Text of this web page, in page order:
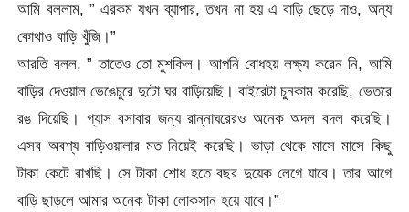
আমি বললাম, ” এরকম যখন ব্যাপার, তখন না হয় এ বাড়ি ছেড়ে দাও, অন্য
কোথাও বাড়ি খুঁজি।”
আরতি বলল, ” তাতেও তো মুশকিল। আপনি বোধহয় লক্ষ্য করেন নি, আমি
বাড়ির দেওয়াল ভেঙেচুরে দুটো ঘর বাড়িয়েছি। বাইরেটা চুনকাম করেছি, ভেতরে
রঙ দিয়েছি। গ্যাস বসাবার জন্য রান্নাঘরেরও অনেক অদল বদল করেছি।
এসব অবশ্য বাড়িওয়ালার মত নিয়েই করেছি। ভাড়া থেকে মাসে মাসে কিছু
টাকা কেটে রাখছি। সে টাকা শোধ হতে বছর দুয়েক লেগে যাবে। তার আগে
বাড়ি ছাড়লে আমার অনেক টাকা লোকসান হয়ে যাবে।”